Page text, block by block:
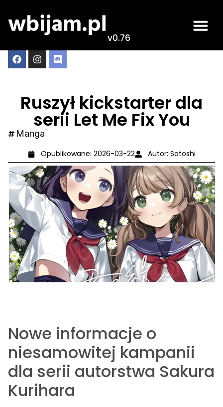
v0.76
Ruszył kickstarter dla
serii Let Me Fix You
Manga
Opublikowane: 2026-03-22 Autor: Satoshi
Nowe informacje o
niesamowitej kampanii
dla serii autorstwa Sakura
Kurihara